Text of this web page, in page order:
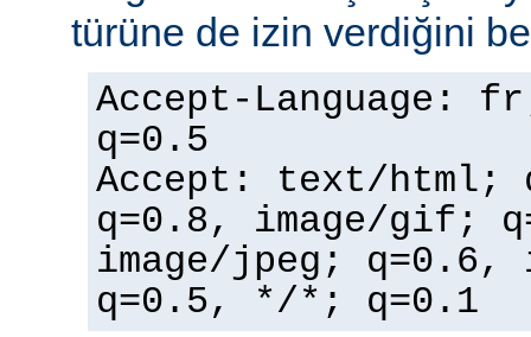
türüne de izin verdiğini
Accept-Language:
q=0.5
Accept: text/html;
q=0.8, image/gif;
image/jpeg; q=0.6,
q=0.5, */*; q=0.1